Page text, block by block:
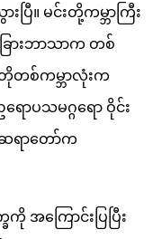
ြီ။ မင်းတို့ကမ္ဘာကြီး
ြားဘာသာက တစ်
တိုတစ်ကမ္ဘာလုံးက
ာပသမဂ္ဂရော ဝိုင်း
ရာတော်က
အကြောင်းပြပြီး